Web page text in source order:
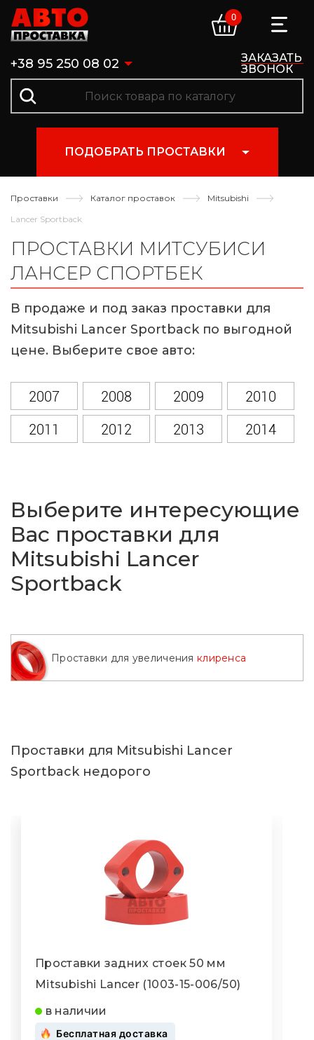
+38 95 250 08 02
ЗАКАЗАТЬ
ЗВОНОК
0
ПОДОБРАТЬ ПРОСТАВКИ
Проставки Каталог проставок
Mitsubishi
Lancer Sportback
ПРОСТАВКИ МИТСУБИСИ
ЛАНСЕР СПОРТБЕК
В продаже и под заказ проставки для
Mitsubishi Lancer Sportback по выгодной
цене. Выберите свое авто:
2007 2008 2009
2010
2011
2012 2013
2014
Выберите интересующие
Вас проставки для
Mitsubishi Lancer
Sportback
Проставки для увеличения клиренса
Проставки для Mitsubishi Lancer
Sportback недорого
Проставки задних стоек 50 мм
Mitsubishi Lancer (1003-15-006/50)
в наличии
Бесплатная доставка